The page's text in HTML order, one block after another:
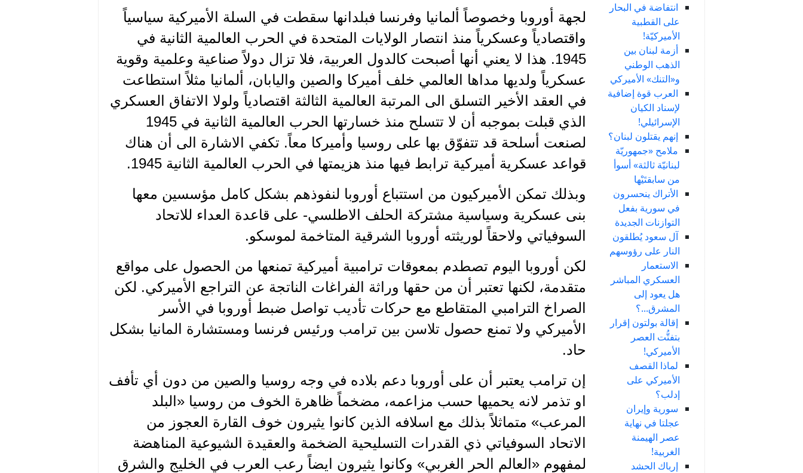
انتفاضة في البحار
على القطبية
الأميركيّة!
أزمة لبنان بين
الذهب الوطني
و«التنك» الأميركي
العرب قوة إضافية
لإسناد الكيان
الإسرائيلي!
إنهم يقتلون لبنان؟
ملامح «جمهوريّة
لبنانيّة ثالثة» أسوأ
من سابقتَيْها
الأتراك ينحسرون
في سورية بفعل
التوازنات الجديدة
آل سعود يُطلقون
النار على رؤوسهم
الاستعمار
العسكري المباشر
هل يعود إلى
المشرق...؟
إقالة بولتون إقرار
بتفتُّت العصر
الأميركي!
لماذا القصف
الأميركي على
إدلب؟
سورية وإيران
عجلتا في نهاية
عصر الهيمنة
الغربية!
إرباك الحشد
لجهة أوروبا وخصوصاً ألمانيا وفرنسا فبلدانها سقطت في السلة الأميركية سياسياً
واقتصادياً وعسكرياً منذ انتصار الولايات المتحدة في الحرب العالمية الثانية في
1945. هذا لا يعني أنها أصبحت كالدول العربية، فلا تزال دولاً صناعية وعلمية وقوية
عسكرياً ولديها مداها العالمي خلف أميركا والصين واليابان، ألمانيا مثلاً استطاعت
في العقد الأخير التسلق الى المرتبة العالمية الثالثة اقتصادياً ولولا الاتفاق العسكري
الذي قبلت بموجبه أن لا تتسلح منذ خسارتها الحرب العالمية الثانية في 1945
لصنعت أسلحة قد تتفوّق بها على روسيا وأميركا معاً. تكفي الاشارة الى أن هناك
قواعد عسكرية أميركية ترابط فيها منذ هزيمتها في الحرب العالمية الثانية 1945.
وبذلك تمكن الأميركيون من استتباع أوروبا لنفوذهم بشكل كامل مؤسسين معها
بنى عسكرية وسياسية مشتركة الحلف الاطلسي- على قاعدة العداء للاتحاد
السوفياتي ولاحقاً لوريثته أوروبا الشرقية المتاخمة لموسكو.
لكن أوروبا اليوم تصطدم بمعوقات ترامبية أميركية تمنعها من الحصول على مواقع
متقدمة، لكنها تعتبر أن من حقها وراثة الفراغات الناتجة عن التراجع الأميركي. لكن
الصراخ الترامبي المتقاطع مع حركات تأديب تواصل ضبط أوروبا في الأسر
الأميركي ولا تمنع حصول تلاسن بين ترامب ورئيس فرنسا ومستشارة المانيا بشكل
حاد.
إن ترامب يعتبر أن على أوروبا دعم بلاده في وجه روسيا والصين من دون أي تأفف
او تذمر لانه يحميها حسب مزاعمه، مضخماً ظاهرة الخوف من روسيا «البلد
المرعب» متماثلاً بذلك مع اسلافه الذين كانوا يثيرون خوف القارة العجوز من
الاتحاد السوفياتي ذي القدرات التسليحية الضخمة والعقيدة الشيوعية المناهضة
لمفهوم «العالم الحر الغربي» وكانوا يثيرون ايضاً رعب العرب في الخليج والشرق